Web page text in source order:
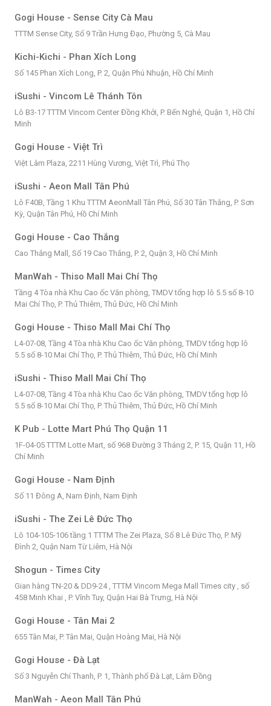
Gogi House - Sense City Cà Mau
TTTM Sense City, Số 9 Trần Hưng Đạo, Phường 5, Cà Mau
Kichi-Kichi - Phan Xích Long
Số 145 Phan Xích Long, P. 2, Quận Phú Nhuận, Hồ Chí Minh
iSushi - Vincom Lê Thánh Tôn
Lô B3-17 TTTM Vincom Center Đồng Khởi, P. Bến Nghé, Quận 1, Hồ Chí
Minh
Gogi House - Việt Trì
Việt Lâm Plaza, 2211 Hùng Vương, Việt Trì, Phú Thọ
iSushi - Aeon Mall Tân Phú
Lô F40B, Tầng 1 Khu TTTM AeonMall Tân Phú, Số 30 Tân Thắng, P. Sơn
Kỳ, Quận Tân Phú, Hồ Chí Minh
Gogi House - Cao Thắng
Cao Thắng Mall, Số 19 Cao Thắng, P. 2, Quận 3, Hồ Chí Minh
ManWah - Thiso Mall Mai Chí Thọ
Tầng 4 Tòa nhà Khu Cao ốc Văn phòng, TMDV tổng hợp lô 5.5 số 8-10
Mai Chí Thọ, P. Thủ Thiêm, Thủ Đức, Hồ Chí Minh
Gogi House - Thiso Mall Mai Chí Thọ
L4-07-08, Tầng 4 Tòa nhà Khu Cao ốc Văn phòng, TMDV tổng hợp lô
5.5 số 8-10 Mai Chí Thọ, P. Thủ Thiêm, Thủ Đức, Hồ Chí Minh
iSushi - Thiso Mall Mai Chí Thọ
L4-07-08, Tầng 4 Tòa nhà Khu Cao ốc Văn phòng, TMDV tổng hợp lô
5.5 số 8-10 Mai Chí Thọ, P. Thủ Thiêm, Thủ Đức, Hồ Chí Minh
K Pub - Lotte Mart Phú Thọ Quận 11
1F-04-05 TTTM Lotte Mart, số 968 Đường 3 Tháng 2, P. 15, Quận 11, Hồ
Chí Minh
Gogi House - Nam Định
Số 11 Đông A, Nam Định, Nam Định
iSushi - The Zei Lê Đức Thọ
Lô 104-105-106 tầng 1 TTTM The Zei Plaza, Số 8 Lê Đức Thọ, P. Mỹ
Đình 2, Quận Nam Từ Liêm, Hà Nội
Shogun - Times City
Gian hàng TN-20 & DD9-24 , TTTM Vincom Mega Mall Times city , số
458 Minh Khai , P. Vĩnh Tuy, Quận Hai Bà Trưng, Hà Nội
Gogi House - Tân Mai 2
655 Tân Mai, P. Tân Mai, Quận Hoàng Mai, Hà Nội
Gogi House - Đà Lạt
Số 3 Nguyễn Chí Thanh, P. 1, Thành phố Đà Lạt, Lâm Đồng
ManWah - Aeon Mall Tân Phú